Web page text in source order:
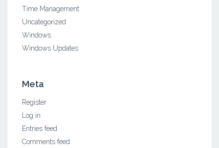
Time Management
Uncategorized
Windows
Windows Updates
Meta
Register
Log in
Entries feed
Comments feed